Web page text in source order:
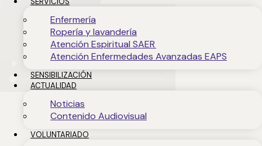
Enfermería
Ropería y lavandería
Atención Espiritual SAER
Atención Enfermedades Avanzadas EAPS
SENSIBILIZACIÓN
ACTUALIDAD
Noticias
Contenido Audiovisual
VOLUNTARIADO